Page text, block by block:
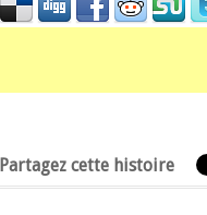
Partagez cette histoire